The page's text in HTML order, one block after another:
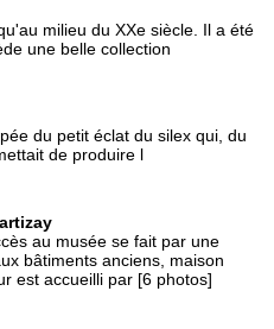
milieu du XXe siècle. Il a été
une belle collection
du petit éclat du silex qui, du
de produire l
au musée se fait par une
bâtiments anciens, maison
est accueilli par [6 photos]